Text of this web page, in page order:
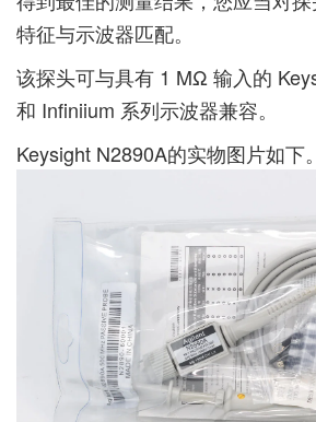
特征与示波器匹配。
该探头可与具有 1 MΩ 输入的
和 Infiniium 系列示波器兼容。
Keysight N2890A的实物图片如下。